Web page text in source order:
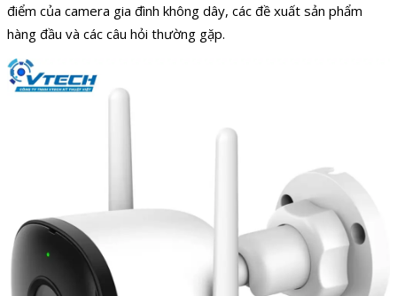
điểm của camera gia đình không dây, các đề xuất sản phẩm
hàng đầu và các câu hỏi thường gặp.